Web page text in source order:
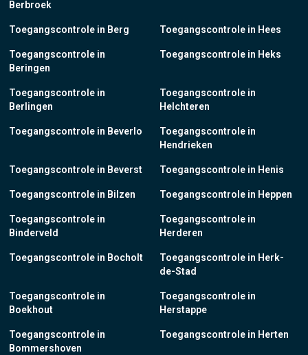
Berbroek
Toegangscontrole in Berg
Toegangscontrole in
Beringen
Toegangscontrole in
Berlingen
Toegangscontrole in Beverlo
Toegangscontrole in Beverst
Toegangscontrole in Bilzen
Toegangscontrole in
Binderveld
Toegangscontrole in Bocholt
Toegangscontrole in
Boekhout
Toegangscontrole in
Bommershoven
Toegangscontrole in Hees
Toegangscontrole in Heks
Toegangscontrole in
Helchteren
Toegangscontrole in
Hendrieken
Toegangscontrole in Henis
Toegangscontrole in Heppen
Toegangscontrole in
Herderen
Toegangscontrole in Herk-
de-Stad
Toegangscontrole in
Herstappe
Toegangscontrole in Herten